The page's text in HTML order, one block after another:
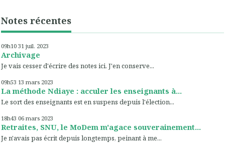
Notes récentes
09h10 31 juil. 2023
Archivage
Je vais cesser d'écrire des notes ici. J'en conserve...
09h53 13 mars 2023
La méthode Ndiaye : acculer les enseignants à...
Le sort des enseignants est en suspens depuis l'élection...
18h43 06 mars 2023
Retraites, SNU, le MoDem m'agace souverainement...
Je n'avais pas écrit depuis longtemps, peinant à me...